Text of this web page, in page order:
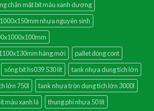
chân mặt bít màu xanh dương
nhựa nguyên sinh
hàng mới
pallet đóng cont
sóng bít hs039 530 lít
tank nhựa dung tích lớn
lớn 750l
tank nhựa tròn dung tích lớn 3000l
màu xanh lá
thung phi nhựa 50 lít